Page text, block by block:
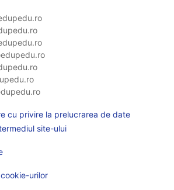
cu privire la prelucrarea de date
site-ului
urilor